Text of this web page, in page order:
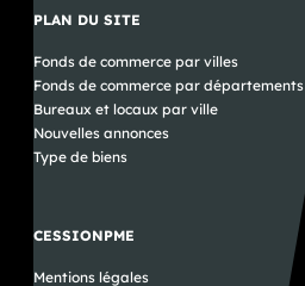
PLAN DU SITE
Fonds de commerce par villes
Fonds de commerce par départements
Bureaux et locaux par ville
Nouvelles annonces
Type de biens
CESSIONPME
Mentions légales